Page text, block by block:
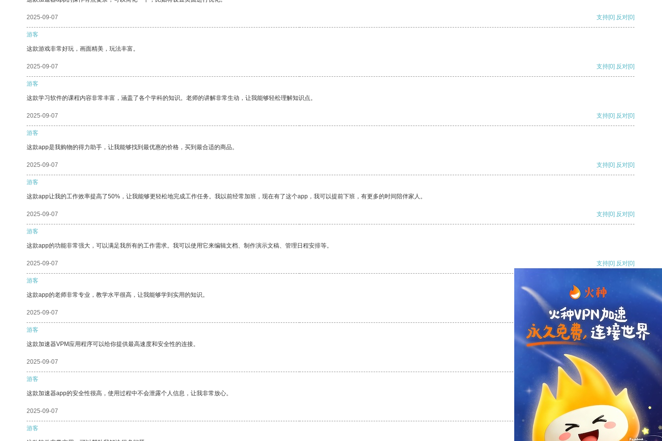
2025-09-07 支持[0] 反对[0]
游客
这款游戏非常好玩，画面精美，玩法丰富。
2025-09-07 支持[0] 反对[0]
游客
这款学习软件的课程内容非常丰富，涵盖了各个学科的知识。老师的讲解非常生动，让我能够轻松理解知识点。
2025-09-07 支持[0] 反对[0]
游客
这款app是我购物的得力助手，让我能够找到最优惠的价格，买到最合适的商品。
2025-09-07 支持[0] 反对[0]
游客
这款app让我的工作效率提高了50%，让我能够更轻松地完成工作任务。我以前经常加班，现在有了这个app，我可以提前下班，有更多的时间陪伴家人。
2025-09-07 支持[0] 反对[0]
游客
这款app的功能非常强大，可以满足我所有的工作需求。我可以使用它来编辑文档、制作演示文稿、管理日程安排等。
2025-09-07 支持[0] 反对[0]
游客
这款app的老师非常专业，教学水平很高，让我能够学到实用的知识。
2025-09-07 支持[0] 反对
游客
这款加速器VPM应用程序可以给你提供最高速度和安全性的连接。
2025-09-07 支持
游客
这款加速器app的安全性很高，使用过程中不会泄露个人信息，让我非常放心。
2025-09-07 反对 [0]
游客